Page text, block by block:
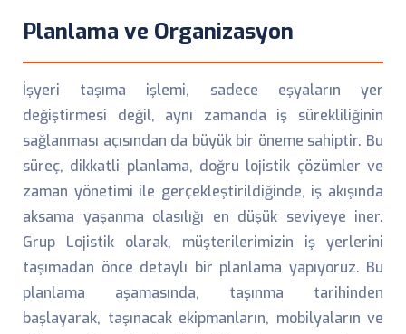
Planlama ve Organizasyon
İşyeri taşıma işlemi, sadece eşyaların yer
değiştirmesi değil, aynı zamanda iş sürekliliğinin
sağlanması açısından da büyük bir öneme sahiptir. Bu
süreç, dikkatli planlama, doğru lojistik çözümler ve
zaman yönetimi ile gerçekleştirildiğinde, iş akışında
aksama yaşanma olasılığı en düşük seviyeye iner.
Grup Lojistik olarak, müşterilerimizin iş yerlerini
taşımadan önce detaylı bir planlama yapıyoruz. Bu
planlama aşamasında, taşınma tarihinden
başlayarak, taşınacak ekipmanların, mobilyaların ve